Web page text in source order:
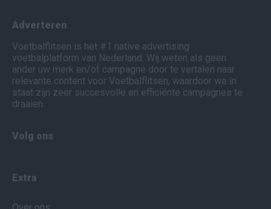
Adverteren
Voetbalflitsen is het #1 native advertising
voetbalplatform van Nederland. Wij weten als geen
ander uw merk en/of campagne door te vertalen naar
relevante content voor Voetbalflitsen, waardoor we in
staat zijn zeer succesvolle en efficiënte campagnes te
draaien.
Volg ons
Extra